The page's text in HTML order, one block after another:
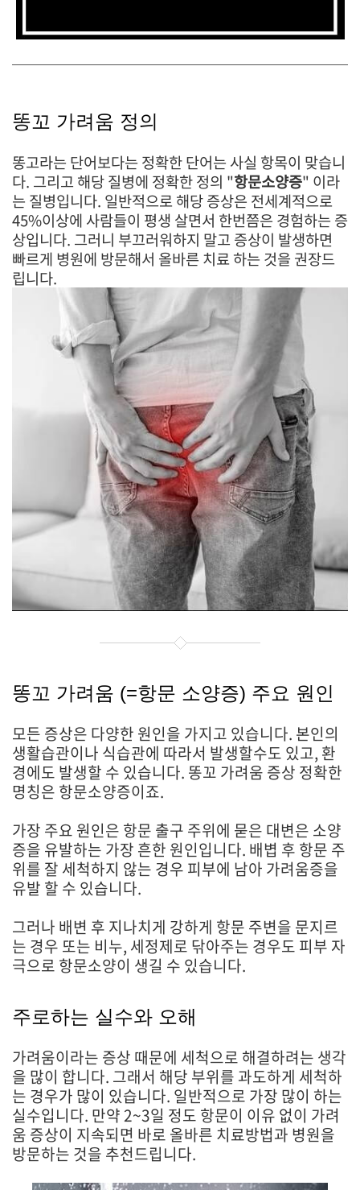
똥꼬 가려움 정의
똥고라는 단어보다는 정확한 단어는 사실 항목이 맞습니
다. 그리고 해당 질병에 정확한 정의 "항문소양증" 이라
는 질병입니다. 일반적으로 해당 증상은 전세계적으로
45%이상에 사람들이 평생 살면서 한번쯤은 경험하는 증
상입니다. 그러니 부끄러워하지 말고 증상이 발생하면
빠르게 병원에 방문해서 올바른 치료 하는 것을 권장드
립니다.
똥꼬 가려움 (=항문 소양증) 주요 원인
모든 증상은 다양한 원인을 가지고 있습니다. 본인의
생활습관이나 식습관에 따라서 발생할수도 있고, 환
경에도 발생할 수 있습니다. 똥꼬 가려움 증상 정확한
명칭은 항문소양증이죠.
가장 주요 원인은 항문 출구 주위에 묻은 대변은 소양
증을 유발하는 가장 흔한 원인입니다. 배볍 후 항문 주
위를 잘 세척하지 않는 경우 피부에 남아 가려움증을
유발 할 수 있습니다.
그러나 배변 후 지나치게 강하게 항문 주변을 문지르
는 경우 또는 비누, 세정제로 닦아주는 경우도 피부 자
극으로 항문소양이 생길 수 있습니다.
주로하는 실수와 오해
가려움이라는 증상 때문에 세척으로 해결하려는 생각
을 많이 합니다. 그래서 해당 부위를 과도하게 세척하
는 경우가 많이 있습니다. 일반적으로 가장 많이 하는
실수입니다. 만약 2~3일 정도 항문이 이유 없이 가려
움 증상이 지속되면 바로 올바른 치료방법과 병원을
방문하는 것을 추천드립니다.